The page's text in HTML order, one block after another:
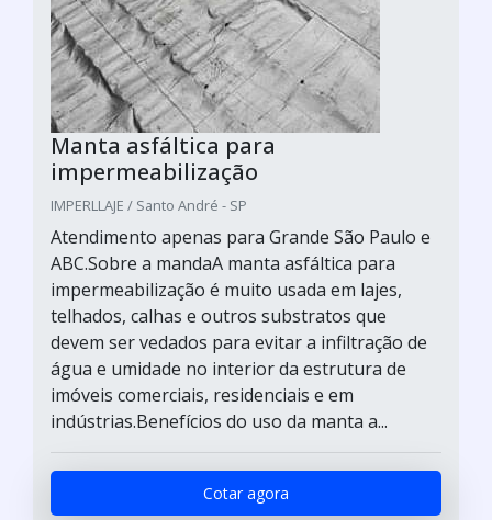
Manta asfáltica para
impermeabilização
IMPERLLAJE / Santo André - SP
Atendimento apenas para Grande São Paulo e
ABC.Sobre a mandaA manta asfáltica para
impermeabilização é muito usada em lajes,
telhados, calhas e outros substratos que
devem ser vedados para evitar a infiltração de
água e umidade no interior da estrutura de
imóveis comerciais, residenciais e em
indústrias.Benefícios do uso da manta a...
Cotar agora